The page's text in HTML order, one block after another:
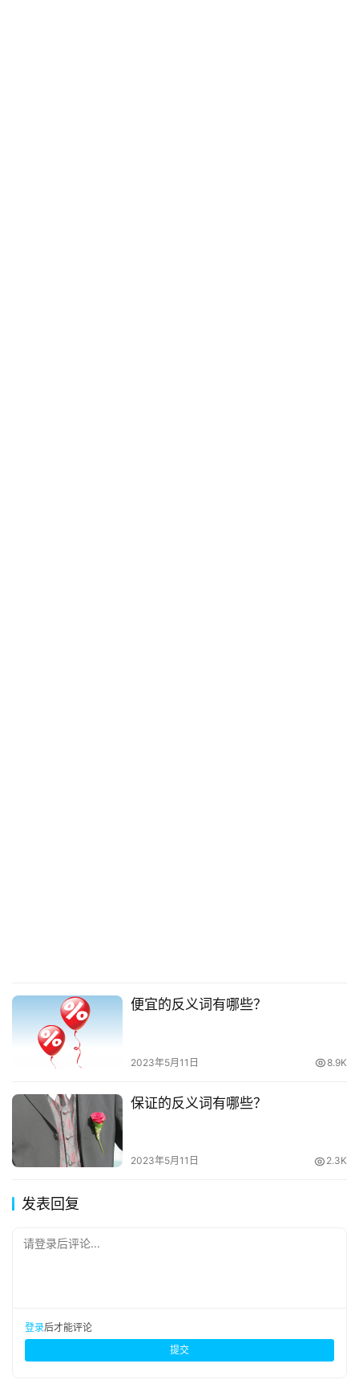
便宜的反义词有哪些？
2023年5月11日 8.9K
保证的反义词有哪些？
2023年5月11日 2.3K
发表回复
请登录后评论...
登录后才能评论
提交